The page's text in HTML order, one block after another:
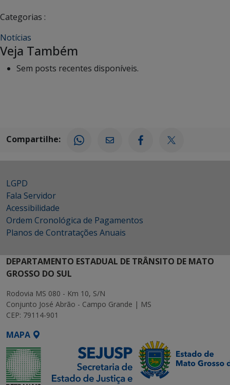
Categorias :
Notícias
Veja Também
Sem posts recentes disponíveis.
Compartilhe:
LGPD
Fala Servidor
Acessibilidade
Ordem Cronológica de Pagamentos
Planos de Contratações Anuais
DEPARTAMENTO ESTADUAL DE TRÂNSITO DE MATO
GROSSO DO SUL
Rodovia MS 080 - Km 10, S/N
Conjunto José Abrão - Campo Grande | MS
CEP: 79114-901
MAPA